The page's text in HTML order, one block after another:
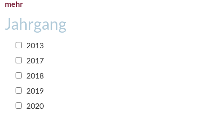
mehr
Jahrgang
2013
2017
2018
2019
2020